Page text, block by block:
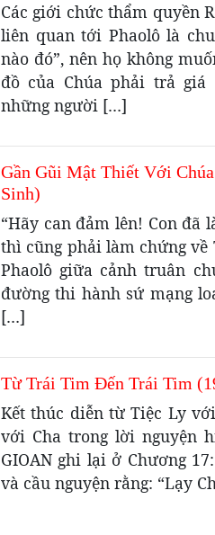
Các giới chức thẩm quyền
liên quan tới Phaolô là
nào đó”, nên họ không
đồ của Chúa phải trả
những người […]
Gần Gũi Mật Thiết Với
Sinh)
“Hãy can đảm lên! Con đã
thì cũng phải làm chứng về
Phaolô giữa cảnh truân
đường thi hành sứ mạng
[…]
Từ Trái Tim Đến Trái Tim
Kết thúc diễn từ Tiệc Ly
với Cha trong lời nguyện
GIOAN ghi lại ở Chương
và cầu nguyện rằng: “Lạy